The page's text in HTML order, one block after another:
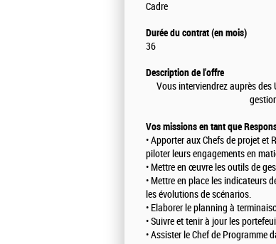
Cadre
Durée du contrat (en mois)
36
Description de l'offre
Vous interviendrez auprès des
Vos missions en tant que
• Apporter aux Chefs de projet
piloter leurs engagements en
• Mettre en œuvre les outils de
• Mettre en place les indicateurs
les évolutions de scénarios.
• Elaborer le planning à
• Suivre et tenir à jour les
• Assister le Chef de Programme